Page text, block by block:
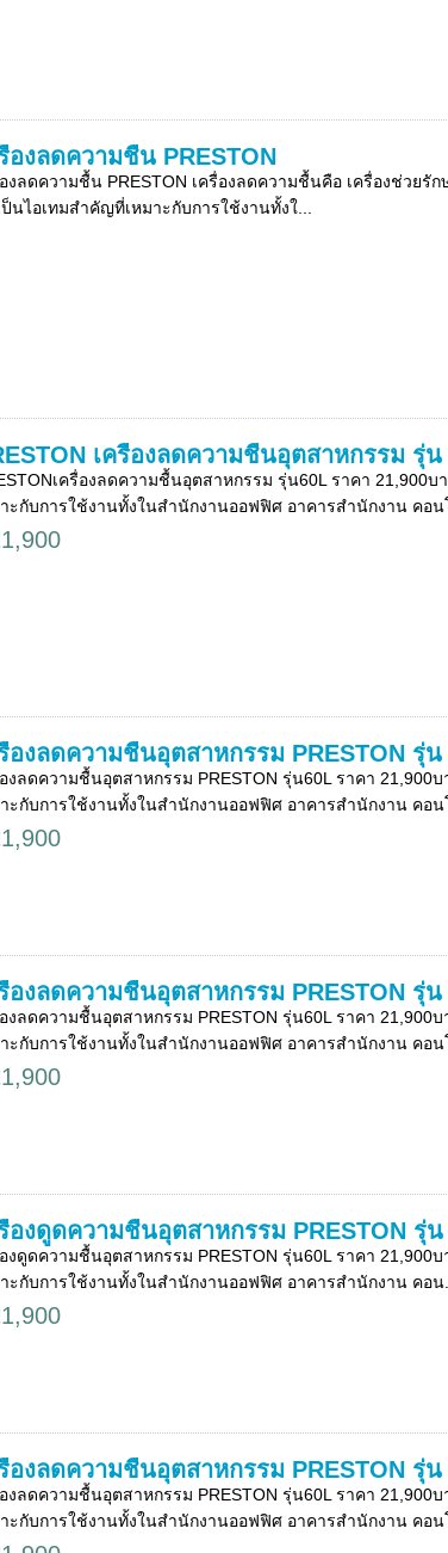
องลดความชื้น PRESTON
องลดความชื้น PRESTON เครื่องลดความชื้นคือ เครื่องช่ว
นไอเทมสำคัญที่เหมาะกับการใช้งานทั้งใ...
เครื่องลดความชื้นอุตสาหกรรม รุ่น
เครื่องลดความชื้นอุตสาหกรรม รุ่น60L ราคา 21,900
ะกับการใช้งานทั้งในสำนักงานออฟฟิศ อาคารสำนักงาน คอน
องลดความชื้นอุตสาหกรรม PRESTON รุ่น
งลดความชื้นอุตสาหกรรม PRESTON รุ่น60L ราคา
ะกับการใช้งานทั้งในสำนักงานออฟฟิศ อาคารสำนักงาน คอนโ
องลดความชื้นอุตสาหกรรม PRESTON รุ่น
งลดความชื้นอุตสาหกรรม PRESTON รุ่น60L ราคา
ะกับการใช้งานทั้งในสำนักงานออฟฟิศ อาคารสำนักงาน คอนโ
องดูดความชื้นอุตสาหกรรม PRESTON รุ่น
งดูดความชื้นอุตสาหกรรม PRESTON รุ่น60L ราคา
ะกับการใช้งานทั้งในสำนักงานออฟฟิศ อาคารสำนักงาน คอน...
องลดความชื้นอุตสาหกรรม PRESTON รุ่น
งลดความชื้นอุตสาหกรรม PRESTON รุ่น60L ราคา
ะกับการใช้งานทั้งในสำนักงานออฟฟิศ อาคารสำนักงาน คอนโ